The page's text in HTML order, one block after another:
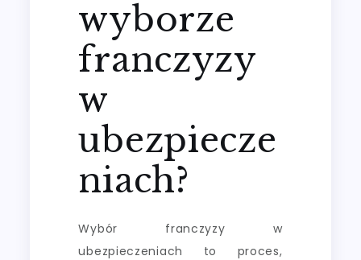
wyborze
franczyzy
w
ubezpiecze
niach?
Wybór franczyzy w
ubezpieczeniach to proces,